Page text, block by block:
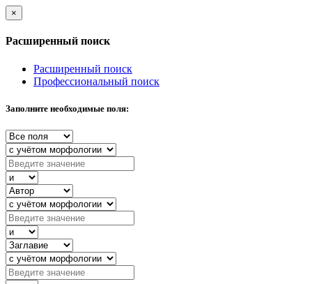
×
Расширенный поиск
Расширенный поиск
Профессиональный поиск
Заполните необходимые поля: